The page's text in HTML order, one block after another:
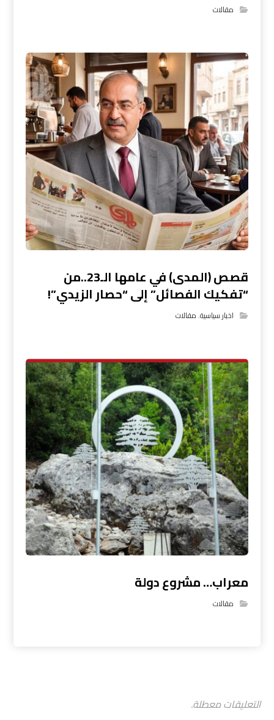
مقالات
قصص (المدى) في عامها الـ23..من
“تفكيك الفصائل” إلى “حصار الزيدي”!
اخبار سياسية,مقالات
معراب… مشروع دولة
مقالات
التعليقات معطلة.